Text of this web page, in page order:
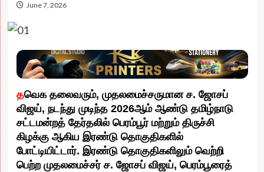
June 7, 2026
தவெக தலைவரும், முதலமைச்சருமான ச. ஜோசப்
விஜய், நடந்து முடிந்த 2026ஆம் ஆண்டு தமிழ்நாடு
சட்டமன்றத் தேர்தலில் பெரம்பூர் மற்றும் திருச்சி
கிழக்கு ஆகிய இரண்டு தொகுதிகளில்
போட்டியிட்டார். இரண்டு தொகுதிகளிலும் வெற்றி
பெற்ற முதலமைச்சர் ச. ஜோசப் விஜய், பெரம்பூரைத்